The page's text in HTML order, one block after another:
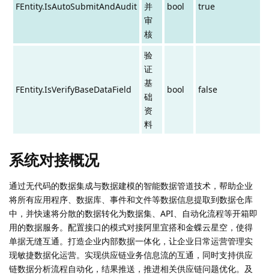
FEntity.IsAutoSubmitAndAudit
并
审
核
bool true
FEntity.IsVerifyBaseDataField
验
证
基
础
资
料
bool false
系统对接概况
通过无代码的数据集成与数据建模的智能数据管道技术，帮助企业
将所有应用程序、数据库、事件和文件等数据信息提取到数据仓库
中，并快速将分散的数据转化为数据集、API、自动化流程等开箱即
用的数据服务。配置接口的模式对接阿里宜搭和金蝶云星空，使得
单据无缝互通。打造企业内部数据一体化，让企业日常运营管理实
现敏捷数据化运营。实现供应链业务信息流的互通，同时支持供应
链数据分析流程自动化，结果推送，推进相关供应链问题优化。及